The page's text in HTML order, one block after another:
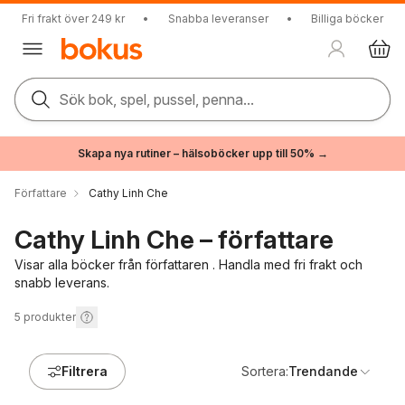
Fri frakt över 249 kr • Snabba leveranser • Billiga böcker
Sök bok, spel, pussel, penna...
Skapa nya rutiner – hälsoböcker upp till 50% →
Författare Cathy Linh Che
Cathy Linh Che – författare
Visar alla böcker från författaren . Handla med fri frakt och
snabb leverans.
5 produkter
Filtrera Sortera:Trendande